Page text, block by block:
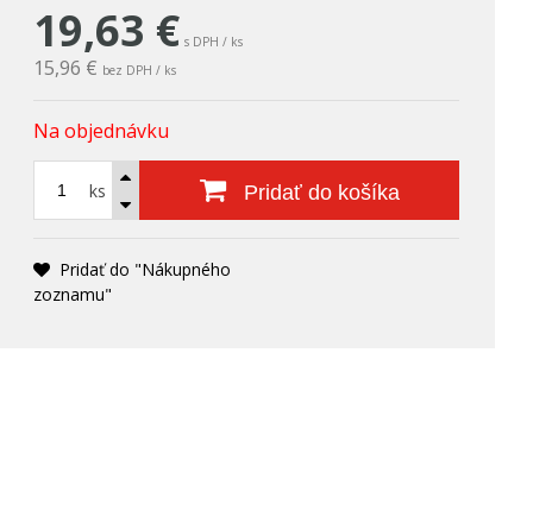
19,63 € s DPH / ks
15,96 € bez DPH / ks
Na objednávku
ks Pridať do košíka
Pridať do "Nákupného
zoznamu"